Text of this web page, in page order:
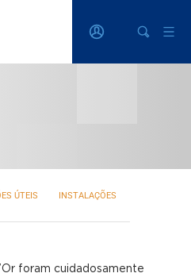
foram cuidadosamente
ÚTEIS INSTALAÇÕES